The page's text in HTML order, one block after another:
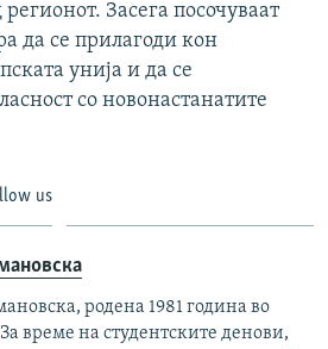
Засега посочуваат
да се прилагоди кон
унија и да се
со новонастанатите
us
родена 1981 година во
време на студентските денови,